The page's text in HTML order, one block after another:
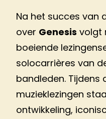
Na het succes van
over Genesis volgt
boeiende
solocarrières van
bandleden. Tijdens
muzieklezingen
ontwikkeling,